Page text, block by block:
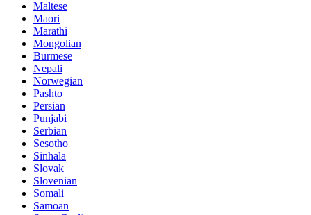
Maltese
Maori
Marathi
Mongolian
Burmese
Nepali
Norwegian
Pashto
Persian
Punjabi
Serbian
Sesotho
Sinhala
Slovak
Slovenian
Somali
Samoan